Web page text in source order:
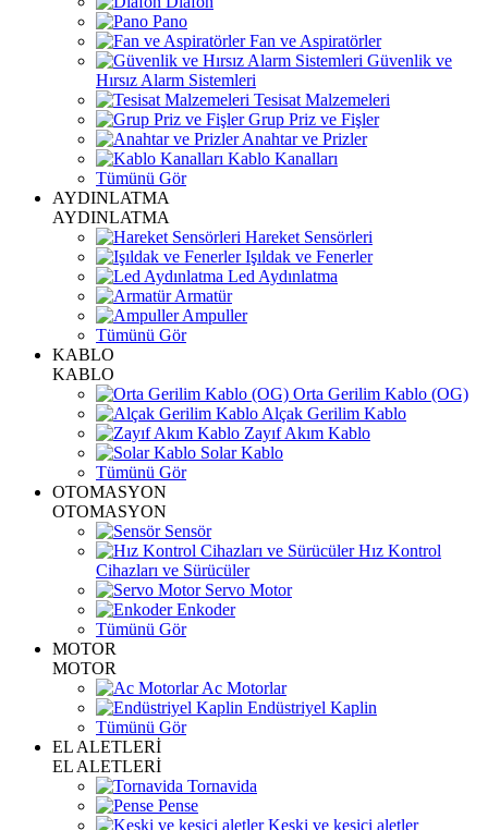
Pano
Fan ve Aspiratörler
Güvenlik ve
Hırsız Alarm Sistemleri
Tesisat Malzemeleri
Grup Priz ve Fişler
Anahtar ve Prizler
Kablo Kanalları
Tümünü Gör
AYDINLATMA
AYDINLATMA
Hareket Sensörleri
Işıldak ve Fenerler
Led Aydınlatma
Armatür
Ampuller
Tümünü Gör
KABLO
KABLO
Orta Gerilim Kablo (OG)
Alçak Gerilim Kablo
Zayıf Akım Kablo
Solar Kablo
Tümünü Gör
OTOMASYON
OTOMASYON
Sensör
Hız Kontrol
Cihazları ve Sürücüler
Servo Motor
Enkoder
Tümünü Gör
MOTOR
MOTOR
Ac Motorlar
Endüstriyel Kaplin
Tümünü Gör
EL ALETLERİ
EL ALETLERİ
Tornavida
Pense
Keski ve kesici aletler